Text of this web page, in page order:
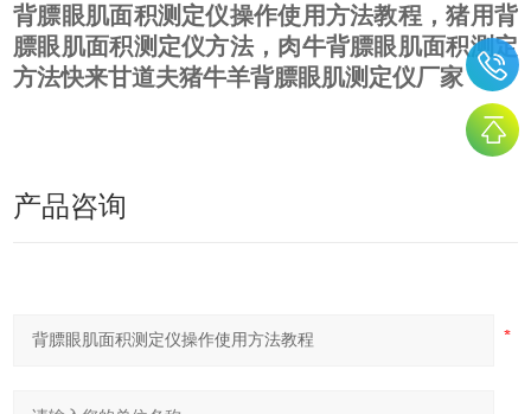
背膘眼肌面积测定仪操作使用方法教程，猪用背
膘眼肌面积测定仪方法，肉牛背膘眼肌面积测定
方法快来甘道夫猪牛羊背膘眼肌测定仪厂家
产品咨询